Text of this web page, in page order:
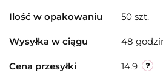
Ilość w opakowaniu 50 szt.
Wysyłka w ciągu 48
Cena przesyłki 14.9